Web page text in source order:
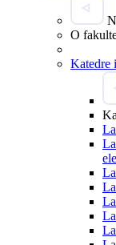
O
Katedre